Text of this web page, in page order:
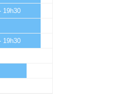
19h30
19h30